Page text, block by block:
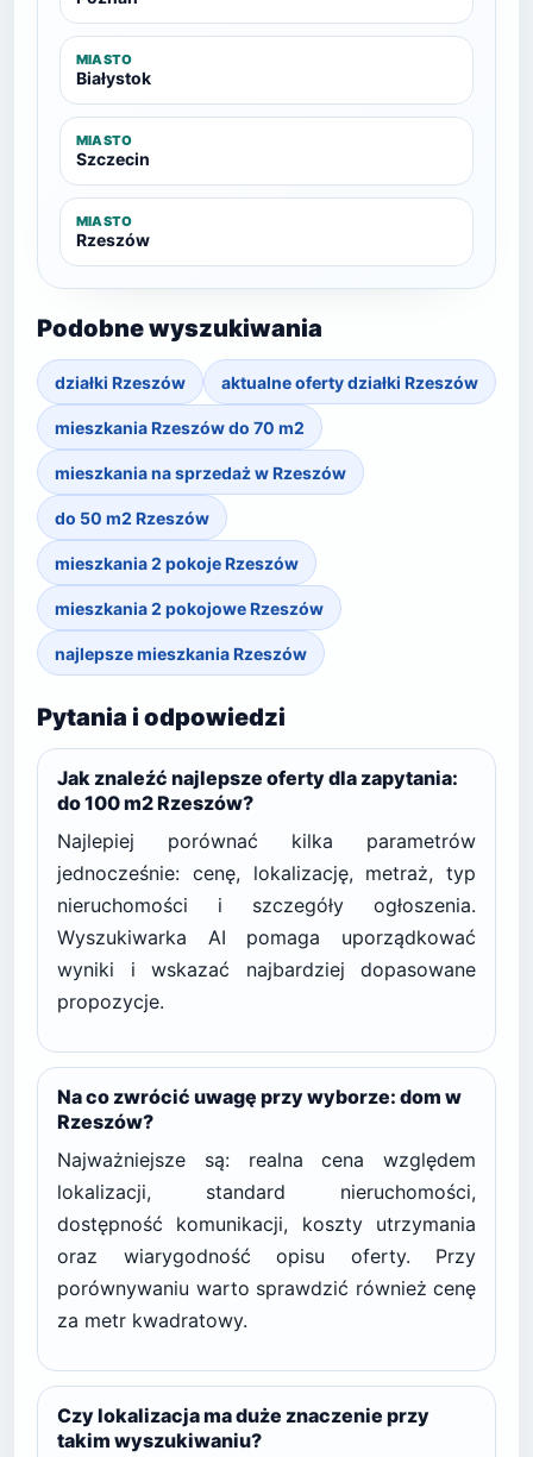
MIASTO
Białystok
MIASTO
Szczecin
MIASTO
Rzeszów
Podobne wyszukiwania
działki Rzeszów aktualne oferty działki Rzeszów
mieszkania Rzeszów do 70 m2
mieszkania na sprzedaż w Rzeszów
do 50 m2 Rzeszów
mieszkania 2 pokoje Rzeszów
mieszkania 2 pokojowe Rzeszów
najlepsze mieszkania Rzeszów
Pytania i odpowiedzi
Jak znaleźć najlepsze oferty dla zapytania:
do 100 m2 Rzeszów?
Najlepiej porównać kilka parametrów
jednocześnie: cenę, lokalizację, metraż, typ
nieruchomości i szczegóły ogłoszenia.
Wyszukiwarka AI pomaga uporządkować
wyniki i wskazać najbardziej dopasowane
propozycje.
Na co zwrócić uwagę przy wyborze: dom w
Rzeszów?
Najważniejsze są: realna cena względem
lokalizacji, standard nieruchomości,
dostępność komunikacji, koszty utrzymania
oraz wiarygodność opisu oferty. Przy
porównywaniu warto sprawdzić również cenę
za metr kwadratowy.
Czy lokalizacja ma duże znaczenie przy
takim wyszukiwaniu?